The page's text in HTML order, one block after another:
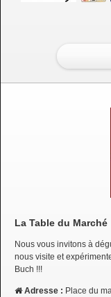
La Table du Marché
Nous vous invitons à
nous visite et
Buch !!!
Adresse : Place du